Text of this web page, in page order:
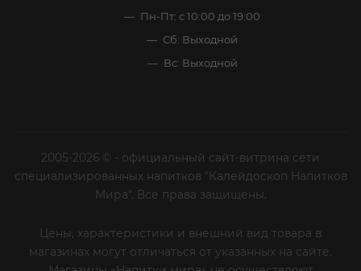
Пн-Пт: с 10:00 до 19:00
Сб: Выходной
Вс: Выходной
2005-2026 © - официальный сайт-витрина сети
специализированных напитков "Калейдоскоп Напитков
Мира". Все права защищены.
Цены, характеристики и внешний вид товара в
магазинах могут отличаться от указанных на сайте.